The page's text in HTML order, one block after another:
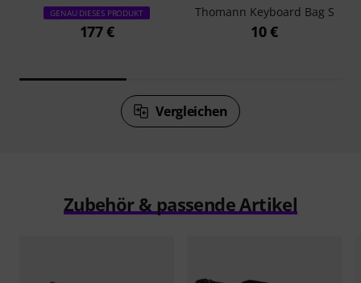
GENAU DIESES PRODUKT
177 €
Thomann Keyboard Bag S
10 €
Vergleichen
Zubehör & passende Artikel